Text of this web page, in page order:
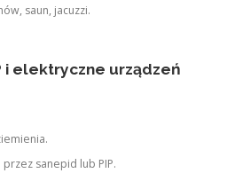
saun, jacuzzi.
i elektryczne urządzeń
sanepid lub PIP.